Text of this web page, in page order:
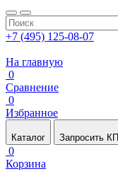
+7 (495) 125-08-07
На главную
0
Сравнение
0
Избранное
Каталог Запросить КП
0
Корзина